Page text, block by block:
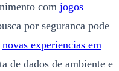
com jogos
por seguranca pode
novas experiencias em
de dados de ambiente e